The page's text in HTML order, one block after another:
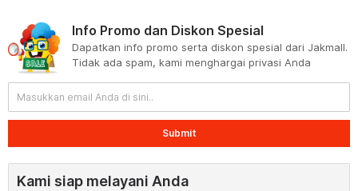
Info Promo dan Diskon Spesial
Dapatkan info promo serta diskon spesial dari Jakmall.
Tidak ada spam, kami menghargai privasi Anda
Submit
Kami siap melayani Anda